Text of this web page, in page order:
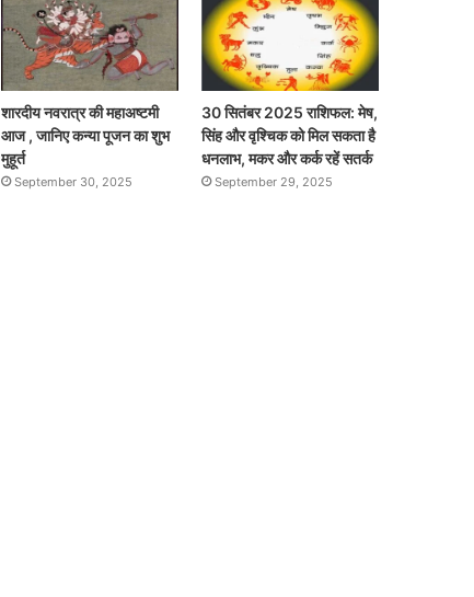
शारदीय नवरात्र की महाअष्टमी
आज , जानिए कन्या पूजन का शुभ
मुहूर्त
September 30, 2025
30 सितंबर 2025 राशिफल: मेष,
सिंह और वृश्चिक को मिल सकता है
धनलाभ, मकर और कर्क रहें सतर्क
September 29, 2025